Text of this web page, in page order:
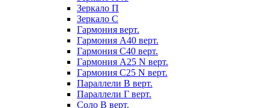
Зеркало П
Зеркало С
Гармония верт.
Гармония А40 верт.
Гармония С40 верт.
Гармония А25 N верт.
Гармония С25 N верт.
Параллели В верт.
Параллели Г верт.
Соло В верт.